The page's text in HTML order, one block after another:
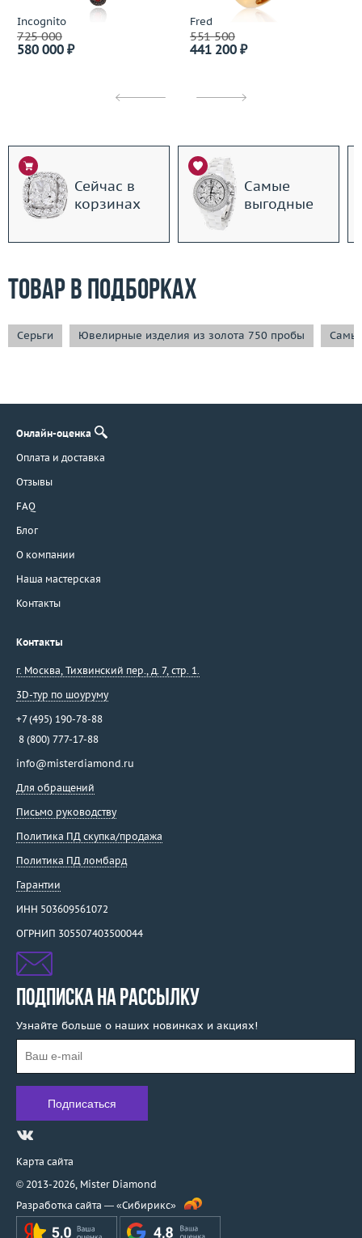
Incognito
725 000
580 000 ₽
Fred
551 500
441 200 ₽
Сейчас в
корзинах
Самые
выгодные
Товар в подборках
Серьги Ювелирные изделия из золота 750 пробы
Онлайн-оценка
Оплата и доставка
Отзывы
FAQ
Блог
О компании
Наша мастерская
Контакты
Контакты
г. Москва Тихвинский пер., д. 7, стр. 1.
3D-тур по шоуруму
+7 (495) 190-78-88
8 (800) 777-17-88
info@misterdiamond.ru
Для обращений
Письмо руководству
Политика ПД скупка/продажа
Политика ПД ломбард
Гарантии
ИНН 503609561072
ОГРНИП 305507403500044
ПОДПИСКА НА РАССЫЛКУ
Узнайте больше о наших новинках и акциях!
Карта сайта
© 2013-2026, Mister Diamond
Разработка сайта — «Сибирикс»